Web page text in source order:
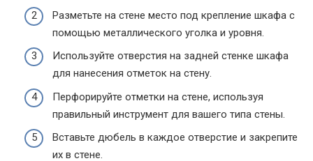
Разметьте на стене место под крепление шкафа с
помощью металлического уголка и уровня.
Используйте отверстия на задней стенке шкафа
для нанесения отметок на стену.
Перфорируйте отметки на стене, используя
правильный инструмент для вашего типа стены.
Вставьте дюбель в каждое отверстие и закрепите
их в стене.